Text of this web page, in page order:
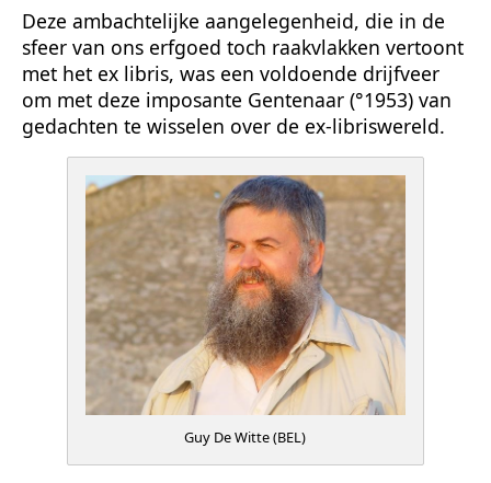
Deze ambachtelijke aangelegenheid, die in de
sfeer van ons erfgoed toch raakvlakken vertoont
met het ex libris, was een voldoende drijfveer
om met deze imposante Gentenaar (°1953) van
gedachten te wisselen over de ex-libriswereld.
Guy De Witte (BEL)